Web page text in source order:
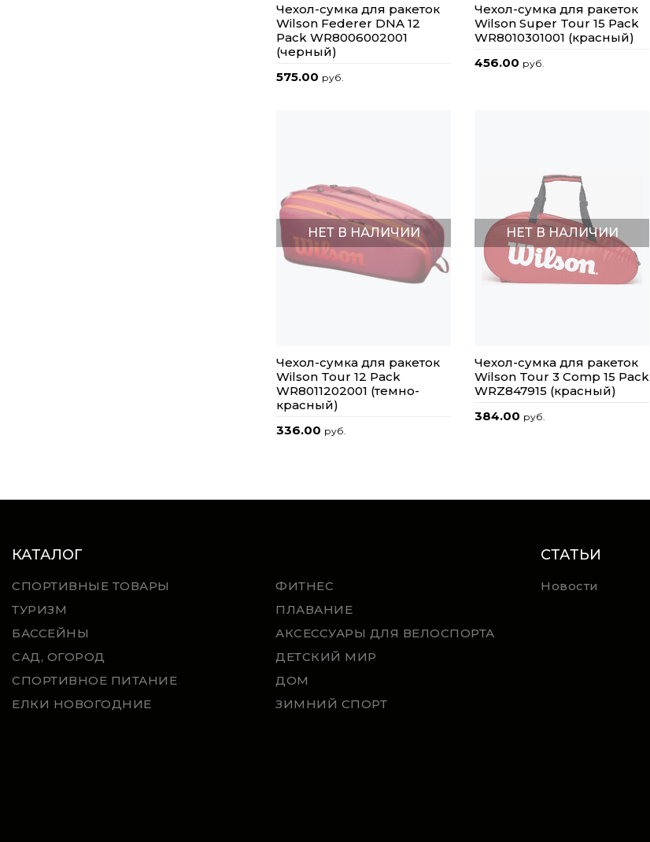
Чехол-сумка для ракеток
Wilson Federer DNA 12
Pack WR8006002001
(черный)
575.00 руб.
Чехол-сумка для ракеток
Wilson Super Tour 15 Pack
WR8010301001 (красный)
456.00 руб.
НЕТ В НАЛИЧИИ
Чехол-сумка для ракеток
Wilson Tour 12 Pack
WR8011202001 (темно-
красный)
336.00 руб.
НЕТ В НАЛИЧИИ
Чехол-сумка для ракеток
Wilson Tour 3 Comp 15 Pack
WRZ847915 (красный)
384.00 руб.
КАТАЛОГ
СПОРТИВНЫЕ ТОВАРЫ
ФИТНЕС
ТУРИЗМ
ПЛАВАНИЕ
БАССЕЙНЫ
АКСЕССУАРЫ ДЛЯ ВЕЛОСПОРТА
САД, ОГОРОД
ДЕТСКИЙ МИР
СПОРТИВНОЕ ПИТАНИЕ
ДОМ
ЕЛКИ НОВОГОДНИЕ
ЗИМНИЙ СПОРТ
СТАТЬИ
Новости